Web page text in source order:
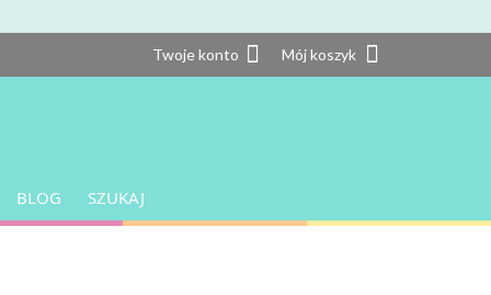
Twoje konto
Twoje konto Mój koszyk
BLOG SZUKAJ